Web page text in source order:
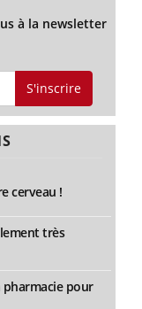
à la newsletter
S'inscrire
cerveau !
très
pharmacie pour